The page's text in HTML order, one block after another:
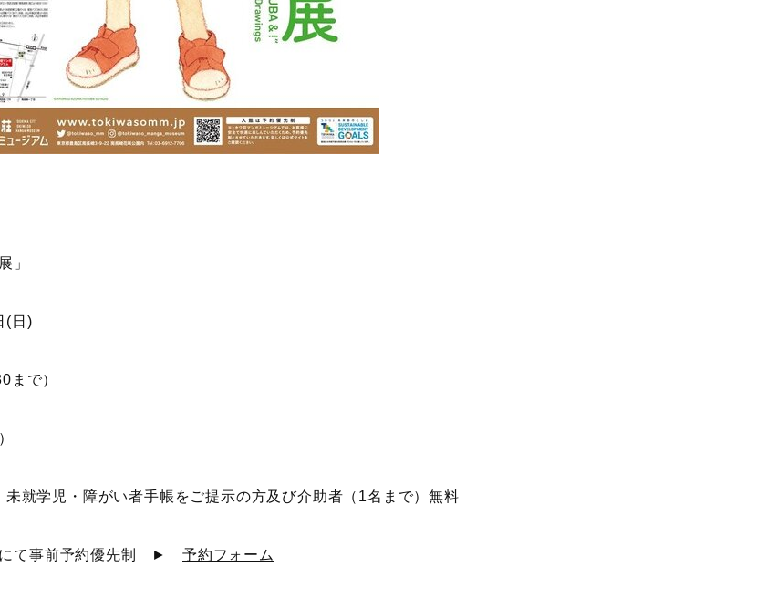
」
(日)
まで）
就学児・障がい者手帳をご提示の方及び介助者（1名まで）無料
にて事前予約優先制 ►予約フォーム